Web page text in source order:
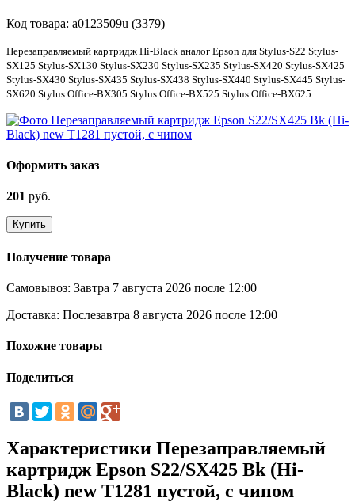
Код товара: a0123509u (3379)
Перезаправляемый картридж Hi-Black аналог Epson для Stylus-S22 Stylus-
SX125 Stylus-SX130 Stylus-SX230 Stylus-SX235 Stylus-SX420 Stylus-SX425
Stylus-SX430 Stylus-SX435 Stylus-SX438 Stylus-SX440 Stylus-SX445 Stylus-
SX620 Stylus Office-BX305 Stylus Office-BX525 Stylus Office-BX625
Оформить заказ
201 руб.
Купить
Получение товара
Самовывоз: Завтра 7 августа 2026 после 12:00
Доставка: Послезавтра 8 августа 2026 после 12:00
Похожие товары
Поделиться
Характеристики Перезаправляемый
картридж Epson S22/SX425 Bk (Hi-
Black) new T1281 пустой, с чипом